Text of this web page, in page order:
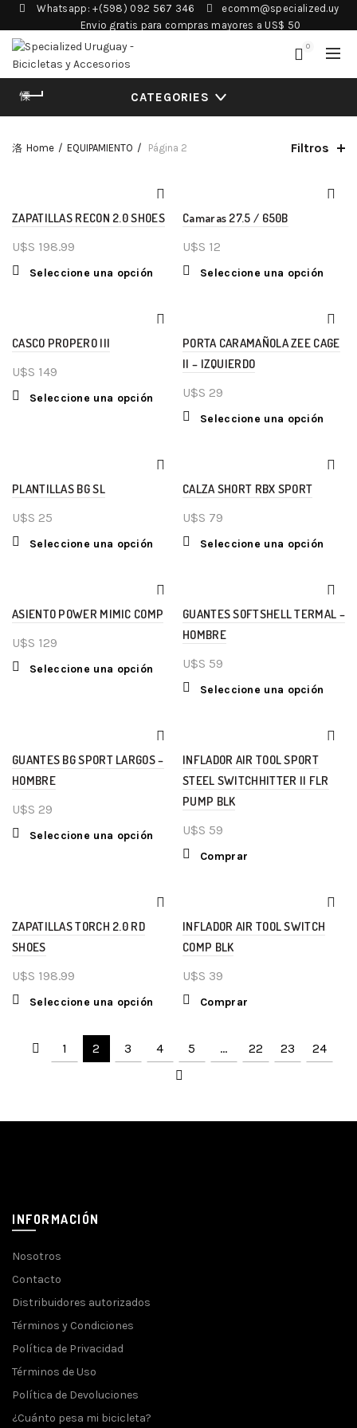
Whatsapp: +(598) 092 567 346
ecomm@specialized.uy
Envio gratis para compras mayores a US$ 50
0
CATEGORIES
Home EQUIPAMIENTO Página 2 Filtros
ZAPATILLAS RECON 2.0 SHOES
U$S 198.99
Seleccione una opción
Camaras 27.5 / 650B
U$S 12
Seleccione una opción
CASCO PROPERO III
U$S 149
Seleccione una opción
PORTA CARAMAÑOLA ZEE CAGE
II – IZQUIERDO
U$S 29
Seleccione una opción
PLANTILLAS BG SL
U$S 25
Seleccione una opción
CALZA SHORT RBX SPORT
U$S 79
Seleccione una opción
ASIENTO POWER MIMIC COMP
U$S 129
Seleccione una opción
GUANTES SOFTSHELL TERMAL –
HOMBRE
U$S 59
Seleccione una opción
GUANTES BG SPORT LARGOS –
HOMBRE
U$S 29
Seleccione una opción
INFLADOR AIR TOOL SPORT
STEEL SWITCHHITTER II FLR
PUMP BLK
U$S 59
Comprar
ZAPATILLAS TORCH 2.0 RD
SHOES
U$S 198.99
Seleccione una opción
INFLADOR AIR TOOL SWITCH
COMP BLK
U$S 39
Comprar
1 2 3 4 5 … 22 23 24
INFORMACIÓN
Nosotros
Contacto
Distribuidores autorizados
Términos y Condiciones
Política de Privacidad
Términos de Uso
Política de Devoluciones
¿Cuánto pesa mi bicicleta?